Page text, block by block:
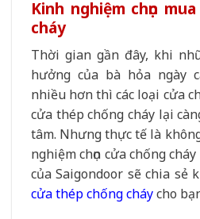
Kinh nghiệm chọn
cháy
Thời gian gần đây, khi
hưởng của bà hỏa ngày
nhiều hơn thì các loại cửa
cửa thép chống cháy lại
tâm. Nhưng thực tế là
nghiệm chọn cửa chống
của Saigondoor sẽ chia sẻ
cửa thép chống cháycho